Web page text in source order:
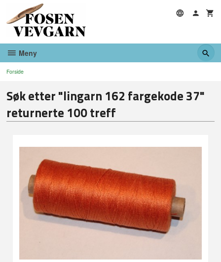
innholdet
Meny
Forside
Søk etter "lingarn 162 fargekode 37"
returnerte 100 treff